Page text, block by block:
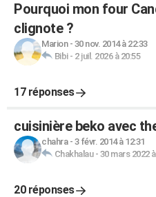
Pourquoi mon four
clignote ?
Marion- 30 nov. 2014 à 22:33
Bibi- 2 juil. 2026 à 20:55
17 réponses
cuisinière beko avec
chahra- 3 févr. 2014 à 12:31
Chakhalau- 30 mars 2022
20 réponses